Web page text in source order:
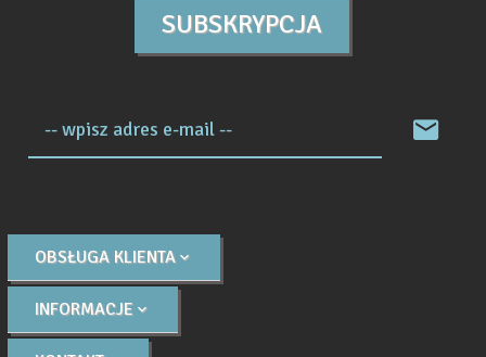
SUBSKRYPCJA
-- wpisz adres e-mail --
OBSŁUGA KLIENTA
INFORMACJE